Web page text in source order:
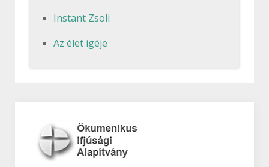
Instant Zsoli
Az élet igéje